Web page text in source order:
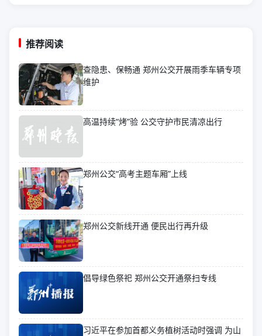
推荐阅读
查隐患、保畅通 郑州公交开展雨季车辆专项
维护
高温持续“烤”验 公交守护市民清凉出行
郑州公交“高考主题车厢”上线
郑州公交新线开通 便民出行再升级
倡导绿色祭祀 郑州公交开通祭扫专线
习近平在参加首都义务植树活动时强调 为山